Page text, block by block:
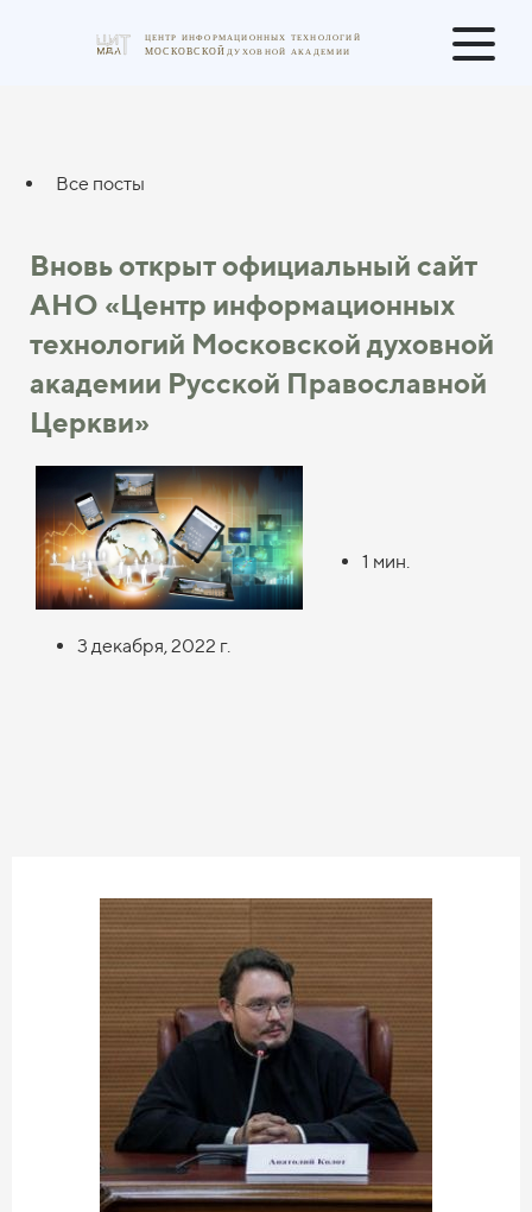
Все посты
Вновь открыт официальный сайт
АНО «Центр информационных
технологий Московской духовной
академии Русской Православной
Церкви»
3 декабря, 2022 г.
1 мин.